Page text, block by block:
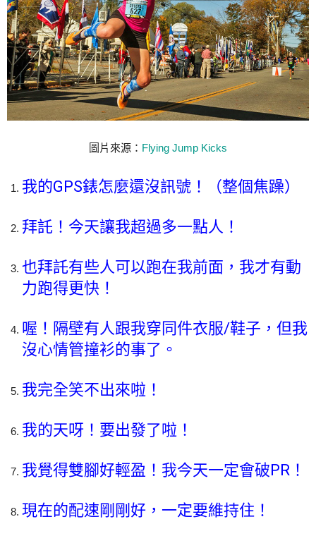
圖片來源： Flying Jump Kicks
我的GPS錶怎麼還沒訊號！（整個焦躁）
拜託！今天讓我超過多一點人！
也拜託有些人可以跑在我前面，我才有動
力跑得更快！
喔！隔壁有人跟我穿同件衣服/鞋子，但我
沒心情管撞衫的事了。
我完全笑不出來啦！
我的天呀！要出發了啦！
我覺得雙腳好輕盈！我今天一定會破PR！
現在的配速剛剛好，一定要維持住！